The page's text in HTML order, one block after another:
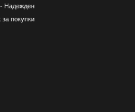
Надежден
покупки